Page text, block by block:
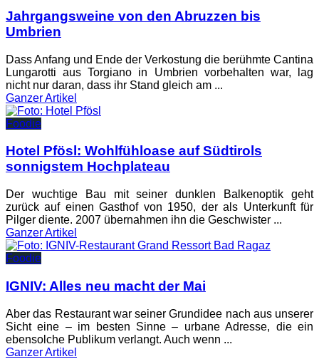
Jahrgangsweine von den Abruzzen bis
Umbrien
Dass Anfang und Ende der Verkostung die berühmte Cantina
Lungarotti aus Torgiano in Umbrien vorbehalten war, lag
nicht nur daran, dass ihr Stand gleich am ...
GanzerArtikel
Foodie
Hotel Pfösl: Wohlfühloase auf Südtirols
sonnigstem Hochplateau
Der wuchtige Bau mit seiner dunklen Balkenoptik geht
zurück auf einen Gasthof von 1950, der als Unterkunft für
Pilger diente. 2007 übernahmen ihn die Geschwister ...
GanzerArtikel
Foodie
IGNIV: Alles neu macht der Mai
Aber das Restaurant war seiner Grundidee nach aus unserer
Sicht eine – im besten Sinne – urbane Adresse, die ein
ebensolche Publikum verlangt. Auch wenn ...
GanzerArtikel